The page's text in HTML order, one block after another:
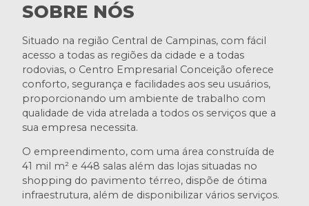
SOBRE NÓS
Situado na região Central de Campinas, com fácil
acesso a todas as regiões da cidade e a todas
rodovias, o Centro Empresarial Conceição oferece
conforto, segurança e facilidades aos seu usuários,
proporcionando um ambiente de trabalho com
qualidade de vida atrelada a todos os serviços que a
sua empresa necessita.
O empreendimento, com uma área construída de
41 mil m² e 448 salas além das lojas situadas no
shopping do pavimento térreo, dispõe de ótima
infraestrutura, além de disponibilizar vários serviços.